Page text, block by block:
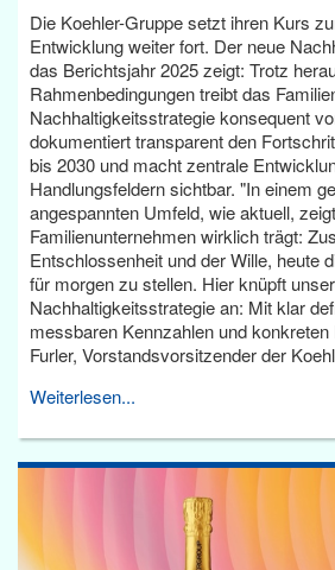
Die Koehler-Gruppe setzt ihren Kurs
Entwicklung weiter fort. Der neue
das Berichtsjahr 2025 zeigt: Trotz
Rahmenbedingungen treibt das
Nachhaltigkeitsstrategie konsequent
dokumentiert transparent den
bis 2030 und macht zentrale
Handlungsfeldern sichtbar. "In einem
angespannten Umfeld, wie aktuell,
Familienunternehmen wirklich trägt:
Entschlossenheit und der Wille, heute
für morgen zu stellen. Hier knüpft
Nachhaltigkeitsstrategie an: Mit klar
messbaren Kennzahlen und
Furler, Vorstandsvorsitzender der
Weiterlesen...